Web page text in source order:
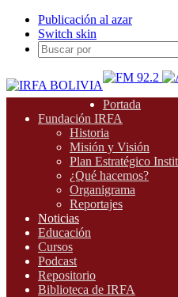
Publicación al azar
Switch skin
Portada
Fundación IRFA
Historia
Misión y Visión
Plan Estratégico
¿Qué hacemos?
Organigrama
Reportajes
Noticias
Educación
Cursos
Podcast
Repositorio
Biblioteca de IRFA